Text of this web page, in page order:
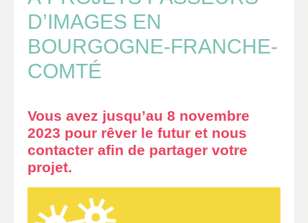
D’IMAGES EN
BOURGOGNE-FRANCHE-
COMTÉ
Vous avez jusqu’au 8 novembre
2023 pour rêver le futur et nous
contacter afin de partager votre
projet.